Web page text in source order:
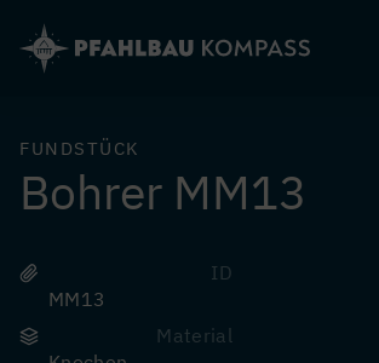
zum
Inhalt
FUNDSTÜCK
Bohrer MM13
ID
MM13
Material